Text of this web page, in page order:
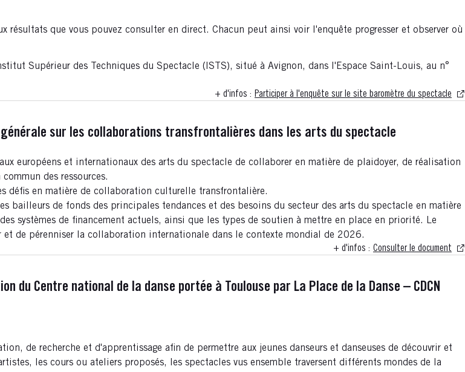
résultats que vous pouvez consulter en direct. Chacun peut ainsi voir l'enquête progresser et observer où
Supérieur des Techniques du Spectacle (ISTS), situé à Avignon, dans l'Espace Saint-Louis, au n°
+ d'infos : Participer à l'enquête sur le site baromètre du spectacle
sur les collaborations transfrontalières dans les arts du spectacle
européens et internationaux des arts du spectacle de collaborer en matière de plaidoyer, de réalisation
des ressources.
défis en matière de collaboration culturelle transfrontalière.
bailleurs de fonds des principales tendances et des besoins du secteur des arts du spectacle en matière
systèmes de financement actuels, ainsi que les types de soutien à mettre en place en priorité. Le
et de pérenniser la collaboration internationale dans le contexte mondial de 2026.
+ d'infos : Consulter le document
du Centre national de la danse portée à Toulouse par La Place de la Danse – CDCN
de recherche et d'apprentissage afin de permettre aux jeunes danseurs et danseuses de découvrir et
les cours ou ateliers proposés, les spectacles vus ensemble traversent différents mondes de la